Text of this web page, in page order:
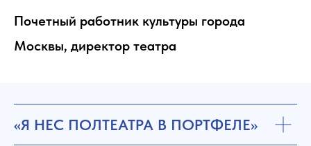
Почетный работник культуры города
Москвы, директор театра
«Я НЕС ПОЛТЕАТРА В ПОРТФЕЛЕ»